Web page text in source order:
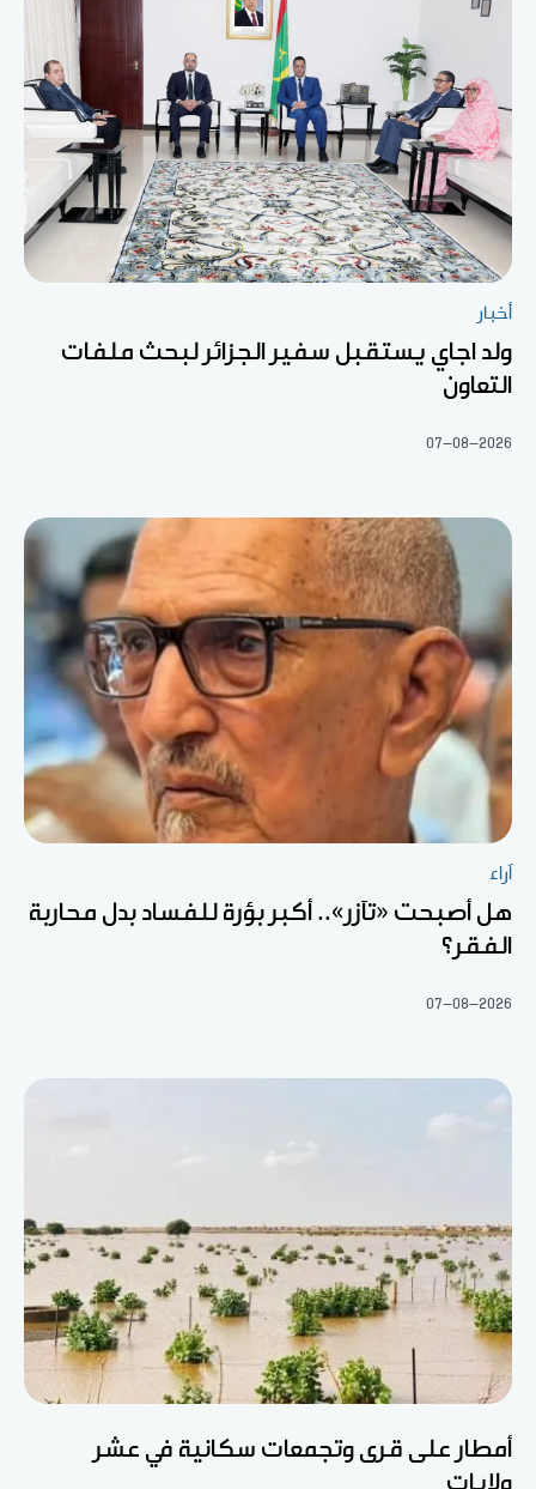
أخبار
ولد اجاي يستقبل سفير الجزائر لبحث ملفات
التعاون
07-08-2026
آراء
هل أصبحت «تآزر».. أكبر بؤرة للفساد بدل محاربة
الفقر؟
07-08-2026
أمطار على قرى وتجمعات سكانية في عشر
ولايات